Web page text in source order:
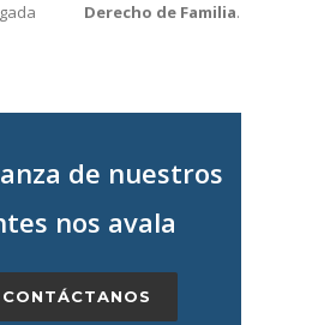
Derecho de Familia.
de nuestros
nos avala
CONTÁCTANOS